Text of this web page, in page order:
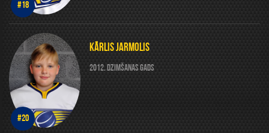
#18
#20
KĀRLIS JARMOLIS
2012. DZIMŠANAS GADS